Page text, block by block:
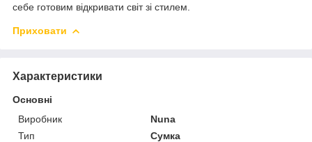
себе готовим відкривати світ зі стилем.
Приховати
Характеристики
Основні
Виробник
Nuna
Тип
Сумка